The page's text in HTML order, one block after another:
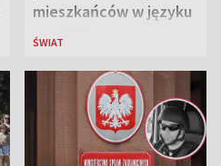
mieszkańców w języku
rosyjskim
ŚWIAT